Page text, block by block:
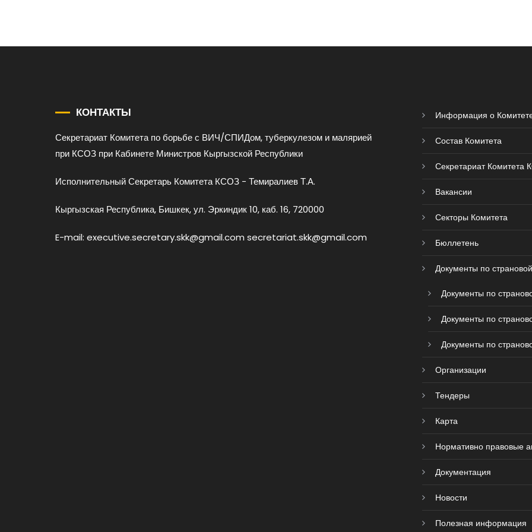
КОНТАКТЫ
Секретариат Комитета по борьбе с ВИЧ/СПИДом, туберкулезом и малярией
при КСОЗ при Кабинете Министров Кыргызской Республики
Исполнительный Секретарь Комитета КСОЗ - Темиралиев Т.А.
Кыргызская Республика, Бишкек, ул. Эркиндик 10, каб. 16, 720000
E-mail: executive.secretary.skk@gmail.com secretariat.skk@gmail.com
Информация о
Состав Комитета
Секретариат Комитета
Вакансии
Секторы Комитета
Бюллетень
Документы по
Документы по
Документы по
Документы по
Организации
Тендеры
Карта
Нормативно правовые
Документация
Новости
Полезная информация